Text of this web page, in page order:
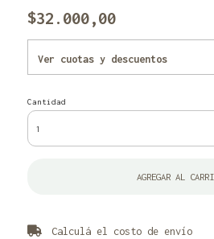
$32.000,00
Ver cuotas y descuentos
Cantidad
AGREGAR AL
Calculá el costo de envío